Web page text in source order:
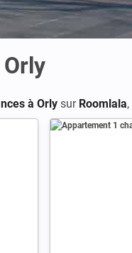
à Orly sur Roomlala,